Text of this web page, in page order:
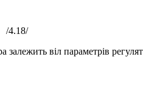
/4.18/
віл параметрів